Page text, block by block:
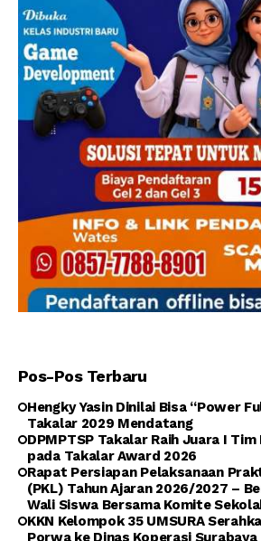
Pos-Pos Terbaru
Hengky Yasin Dinilai Bisa “Power
Takalar 2029 Mendatang
DPMPTSP Takalar Raih Juara I
pada Takalar Award 2026
Rapat Persiapan Pelaksanaan
(PKL) Tahun Ajaran 2026/2027 –
Wali Siswa Bersama Komite
KKN Kelompok 35 UMSURA
Porwa ke Dinas Koperasi Surabaya